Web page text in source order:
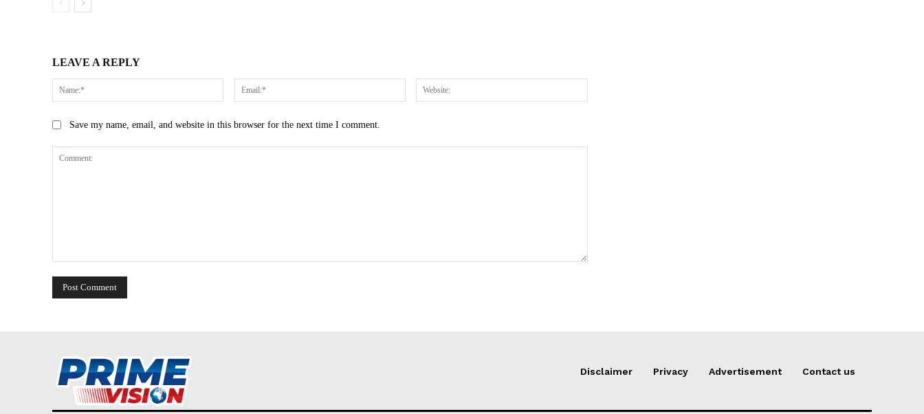
LEAVE A REPLY
Name:* Email:*
Save my name, email, and website in this browser for the next time I comment.
Disclaimer Privacy Advertisement Contact us